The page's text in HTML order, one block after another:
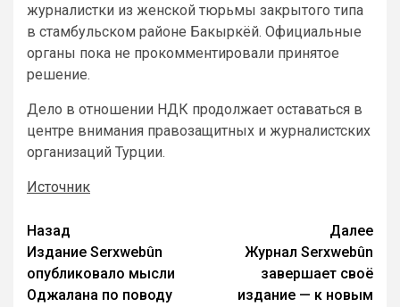
журналистки из женской тюрьмы закрытого типа
в стамбульском районе Бакыркёй. Официальные
органы пока не прокомментировали принятое
решение.
Дело в отношении НДК продолжает оставаться в
центре внимания правозащитных и журналистских
организаций Турции.
Источник
Назад
Издание Serxwebûn
опубликовало мысли
Оджалана по поводу
Далее
Журнал Serxwebûn
завершает своё
издание — к новым